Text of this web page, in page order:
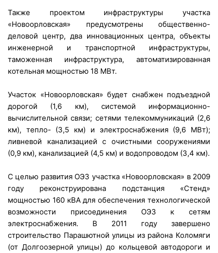
Также проектом инфраструктуры участка
«Новоорловская» предусмотрены общественно-
деловой центр, два инновационных центра, объекты
инженерной и транспортной инфраструктуры,
таможенная инфраструктура, автоматизированная
котельная мощностью 18 МВт.
Участок «Новоорловская» будет снабжен подъездной
дорогой (1,6 км), системой информационно-
вычислительной связи; сетями телекоммуникаций (2,6
км), тепло- (3,5 км) и электроснабжения (9,6 МВт);
ливневой канализацией с очистными сооружениями
(0,9 км), канализацией (4,5 км) и водопроводом (3,4 км).
С целью развития ОЭЗ участка «Новоорловская» в 2009
году реконструирована подстанция «Стенд»
мощностью 160 кВА для обеспечения технологической
возможности присоединения ОЭЗ к сетям
электроснабжения. В 2011 году завершено
строительство Парашютной улицы из района Коломяги
(от Долгоозерной улицы) до кольцевой автодороги и